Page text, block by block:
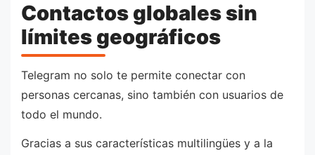
Contactos globales sin
límites geográficos
Telegram no solo te permite conectar con
personas cercanas, sino también con usuarios de
todo el mundo.
Gracias a sus características multilingües y a la